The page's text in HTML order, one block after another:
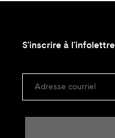
S'inscrire à l'infolettre